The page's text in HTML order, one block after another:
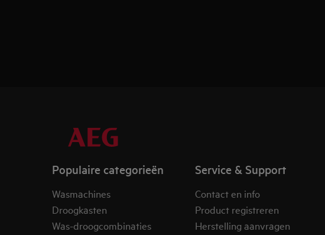
Populaire categorieën
Wasmachines
Droogkasten
Was-droogcombinaties
Service & Support
Contact en info
Product registreren
Herstelling aanvragen